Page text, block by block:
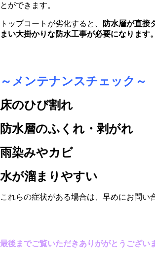
とができます。
トップコートが劣化すると、
防水層が直接
まい大掛かりな防水工事が必要になります。
～メンテナンスチェック～
床のひび割れ
防水層のふくれ・剥がれ
雨染みやカビ
水が溜まりやすい
これらの症状がある場合は、早めにお問い
最後までご覧いただきありががとうござい